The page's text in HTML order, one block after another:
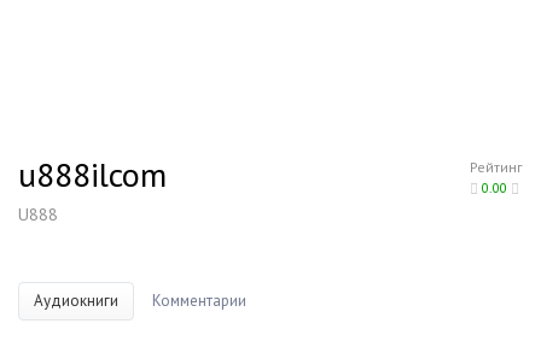
Рейтинг
0.00
u888ilcom
U888
Аудиокниги Комментарии